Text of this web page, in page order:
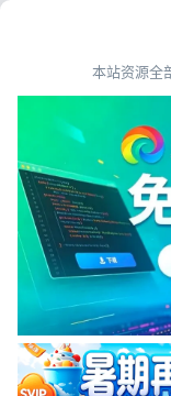
首页>技术教程>国内靠
国内靠谱免费源
点深度盘点
彩虹源码网
2026-06-03更
很多做网站搭建、
友，初期都会寻找
目。
本站资源全